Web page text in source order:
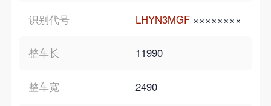
识别代号 LHYN3MGF ×××××××××
整车长 11990
整车宽 2490